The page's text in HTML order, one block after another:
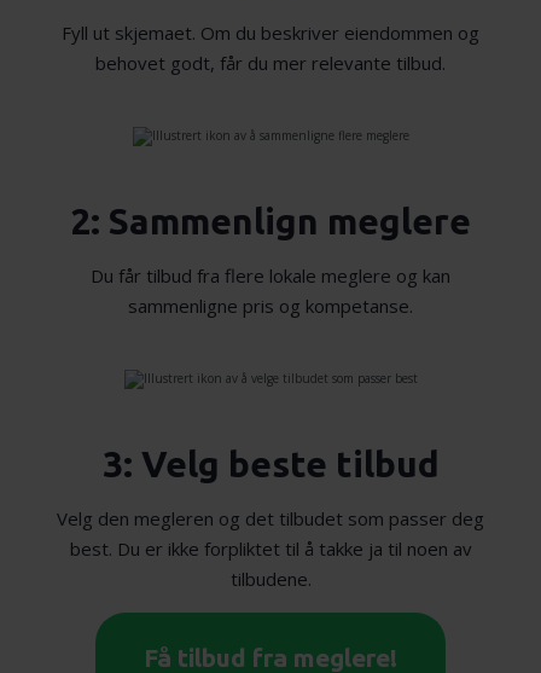
Fyll ut skjemaet. Om du beskriver eiendommen og
behovet godt, får du mer relevante tilbud.
2: Sammenlign meglere
Du får tilbud fra flere lokale meglere og kan
sammenligne pris og kompetanse.
3: Velg beste tilbud
Velg den megleren og det tilbudet som passer deg
best. Du er ikke forpliktet til å takke ja til noen av
tilbudene.
Få tilbud fra meglere!